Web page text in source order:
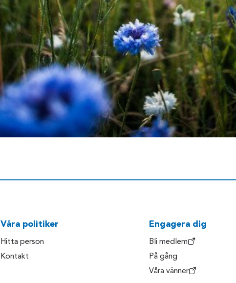
Våra politiker
Hitta person
Kontakt
Engagera dig
Bli medlem
På gång
Våra vänner